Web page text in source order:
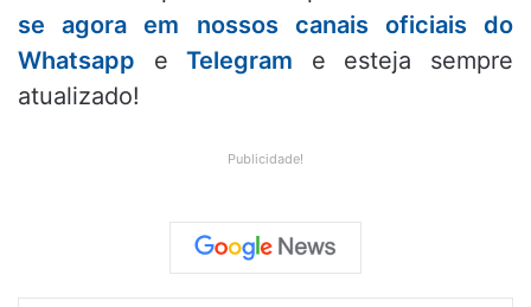
se agora em nossos canais oficiais do
Whatsapp eTelegram e esteja sempre
atualizado!
Publicidade!